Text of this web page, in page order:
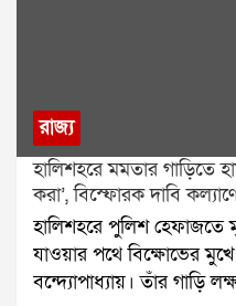
রাজ্য
হালিশহরে মমতার গাড়িতে
করা’, বিস্ফোরক দাবি
হালিশহরে পুলিশ হেফাজতে
যাওয়ার পথে বিক্ষোভের মুখে
বন্দ্যোপাধ্যায়। তাঁর গাড়ি